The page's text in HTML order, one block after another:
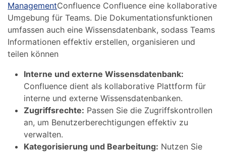
ManagementConfluence Confluence eine kollaborative
Umgebung für Teams. Die Dokumentationsfunktionen
umfassen auch eine Wissensdatenbank, sodass Teams
Informationen effektiv erstellen, organisieren und
teilen können
Interne und externe Wissensdatenbank:
Confluence dient als kollaborative Plattform für
interne und externe Wissensdatenbanken.
Zugriffsrechte: Passen Sie die Zugriffskontrollen
an, um Benutzerberechtigungen effektiv zu
verwalten.
Kategorisierung und Bearbeitung: Nutzen Sie